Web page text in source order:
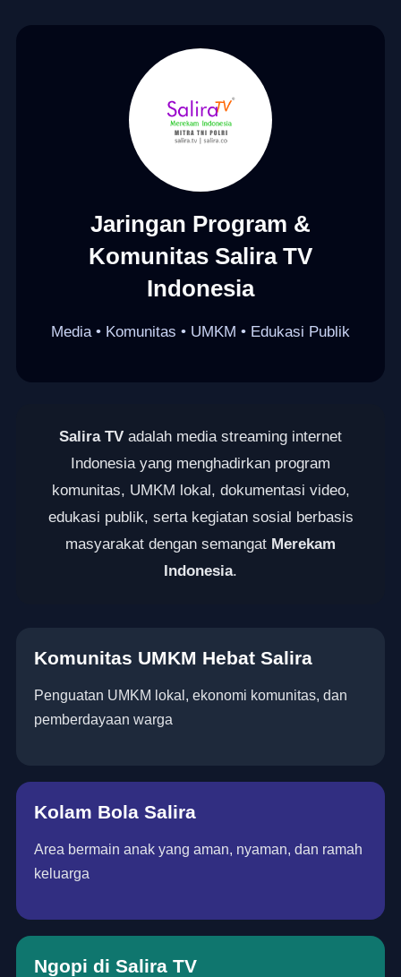
Jaringan Program &
Komunitas Salira TV
Indonesia
Media • Komunitas • UMKM • Edukasi Publik
Salira TV adalah media streaming internet
Indonesia yang menghadirkan program
komunitas, UMKM lokal, dokumentasi video,
edukasi publik, serta kegiatan sosial berbasis
masyarakat dengan semangat Merekam
Indonesia.
Komunitas UMKM Hebat Salira
Penguatan UMKM lokal, ekonomi komunitas, dan
pemberdayaan warga
Kolam Bola Salira
Area bermain anak yang aman, nyaman, dan ramah
keluarga
Ngopi di Salira TV